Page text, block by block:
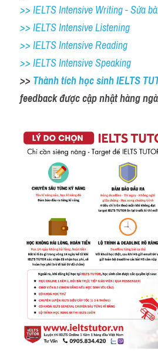
>> IELTS Intensive Writing - Sửa
>> IELTS Intensive Listening
>> IELTS Intensive Reading
>> IELTS Intensive Speaking
>> Thành tích học sinh IELTS
feedback được cập nhật hàng